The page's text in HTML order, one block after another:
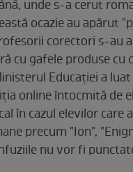
unde s-a cerut
ocazie au apărut
corectori s-au
cu gafele produse cu
Educaţiei a
online întocmită de
în cazul elevilor care
precum "Ion",
nu vor fi